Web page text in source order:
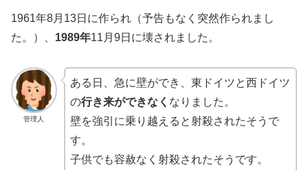
1961年8月13日に作られ（予告もなく突然作られまし
た。）、 1989年11月9日に壊されました。
管理人
ある日、急に壁ができ、東ドイツと西ドイツ
の行き来ができなく なりました。
壁を強引に乗り越えると射殺されたそうで
す。
子供でも容赦なく射殺されたそうです。